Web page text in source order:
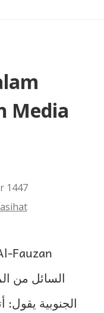
Media
1447
Fauzan
الجنوبية